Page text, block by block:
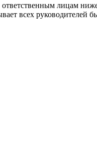
лицам
всех руководителей